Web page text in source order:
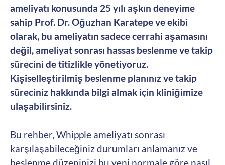
ameliyatı konusunda 25 yılı aşkın deneyime
sahip Prof. Dr. Oğuzhan Karatepe ve ekibi
olarak, bu ameliyatın sadece cerrahi aşamasını
değil, ameliyat sonrası hassas beslenme ve takip
sürecini de titizlikle yönetiyoruz.
Kişiselleştirilmiş beslenme planınız ve takip
süreciniz hakkında bilgi almak için kliniğimize
ulaşabilirsiniz.
Bu rehber, Whipple ameliyatı sonrası
karşılaşabileceğiniz durumları anlamanız ve
beslenme düzeninizi bu yeni normale göre nasıl